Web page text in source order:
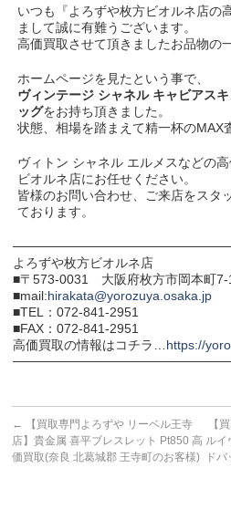
いつも『よろずや枚方ビオルネ店の
まして誠に有難うございます。
高価買取させて頂きましたお品物の
ホームページを見たという事で、
ヴィンテージ シャネル キャビアス
ッグをお持ち頂きました。
状態、相場を踏まえて精一杯のMAX
ヴィトン シャネル エルメスなどの
ビオルネ店にお任せください。
皆様のお問い合わせ、ご来店をスタ
ております。
よろずや枚方ビオルネ店
■〒573-0031 大阪府枚方市岡本町7-
■mail:hirakata@yorozuya.osaka.jp
■TEL：072-841-2951
■FAX：072-841-2951
高価買取の情報はコチラ…https://
←
【買取専門よろずや リーベル王寺
店】貴金属 喜平ブレスレット Pt850 高
価買取(奈良 北葛城郡 王寺町のお客様)
【
ルイ
ド